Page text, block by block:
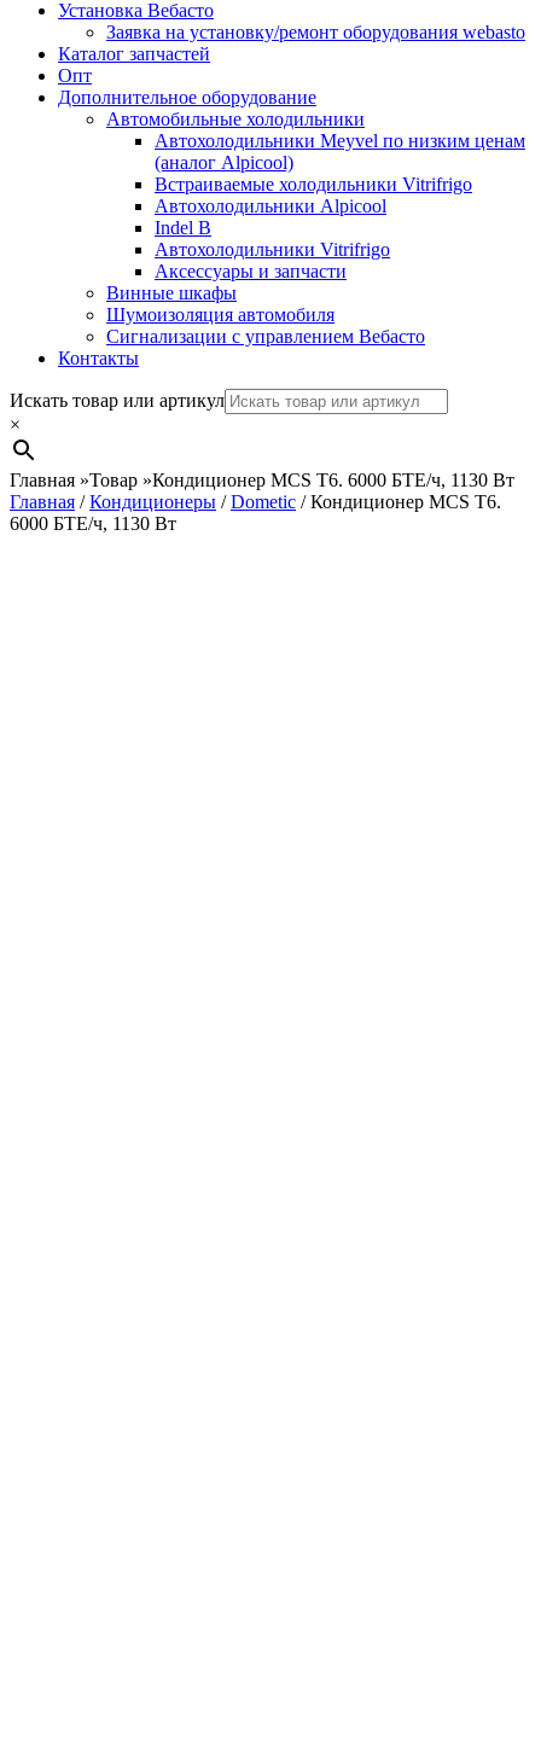
Установка Вебасто
Заявка на установку/ремонт оборудования webasto
Каталог запчастей
Опт
Дополнительное оборудование
Автомобильные холодильники
Автохолодильники Meyvel по низким ценам
(аналог Alpicool)
Встраиваемые холодильники Vitrifrigo
Автохолодильники Alpicool
Indel B
Автохолодильники Vitrifrigo
Аксессуары и запчасти
Винные шкафы
Шумоизоляция автомобиля
Сигнализации с управлением Вебасто
Контакты
Search
Искать товар или артикул
×
Главная »Товар »Кондиционер MCS T6. 6000 БТЕ/ч, 1130 Вт
Главная /Кондиционеры /Dometic / Кондиционер MCS T6.
6000 БТЕ/ч, 1130 Вт